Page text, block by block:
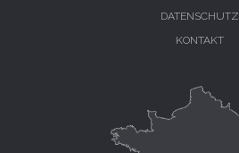
DATENSCHUTZ
KONTAKT